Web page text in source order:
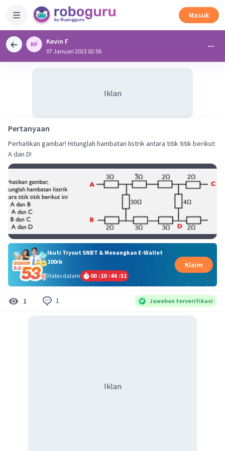
Masuk
Kevin F
07 Januari 2023 02:56
Iklan
Pertanyaan
Perhatikan gambar! Hitunglah hambatan listrik antara titik titik berikut:
A dan D!
Ikuti Tryout SNBT & Menangkan E-Wallet
100rb
Habis dalam
00 :10 :44 :50
Klaim
1 1 Jawaban terverifikasi
Iklan